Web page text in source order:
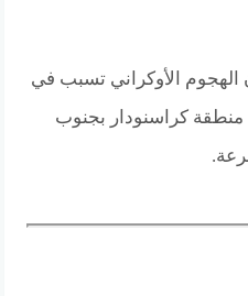
الأوكراني تسبب في
كراسنودار بجنوب